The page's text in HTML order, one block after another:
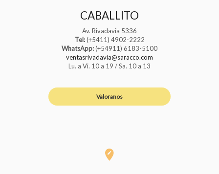
CABALLITO
Av. Rivadavia 5336
Tel:(+5411) 4902-2222
WhatsApp:(+54911) 6183-5100
ventasrivadavia@saracco.com
Lu. a Vi. 10 a 19 / Sa. 10 a 13
Valoranos